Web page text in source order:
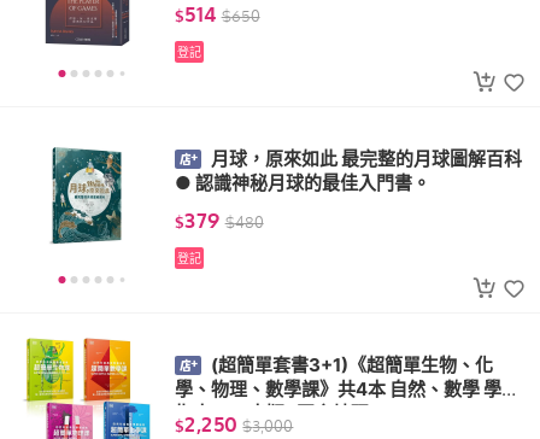
$514 $650
登記
月球，原來如此 最完整的月球圖解百科
● 認識神秘月球的最佳入門書。
$379 $480
登記
(超簡單套書3+1)《超簡單生物、化
學、物理、數學課》共4本 自然、數學 學習
指南 _DK出版_ 國家地理
$2,250 $3,000